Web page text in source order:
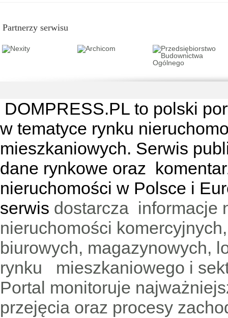
Partnerzy serwisu
DOMPRESS.PL to polski
w tematyce rynku
mieszkaniowych. Serwis
dane rynkowe oraz
nieruchomości w Polsce i
serwis dostarcza informacje
nieruchomości
biurowych, magazynowych,
rynku mieszkaniowego i
Portal monitoruje
przejęcia oraz procesy